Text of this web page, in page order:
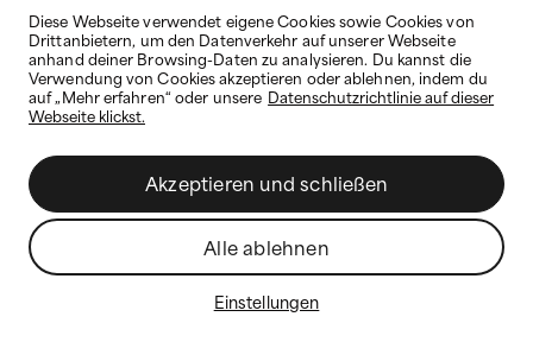
Diese Webseite verwendet eigene Cookies sowie Cookies von
Drittanbietern, um den Datenverkehr auf unserer Webseite
anhand deiner Browsing-Daten zu analysieren. Du kannst die
Verwendung von Cookies akzeptieren oder ablehnen, indem du
auf „Mehr erfahren“ oder unsere Datenschutzrichtlinie auf dieser
Webseite klickst.
Akzeptieren und schließen
Alle ablehnen
Einstellungen